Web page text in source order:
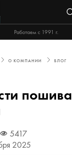
Работаем с 1991 г.
О КОМПАНИИ БЛОГ
пошива
5417
2025